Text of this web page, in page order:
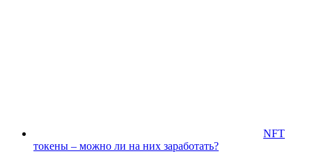
NFT
токены – можно ли на них заработать?